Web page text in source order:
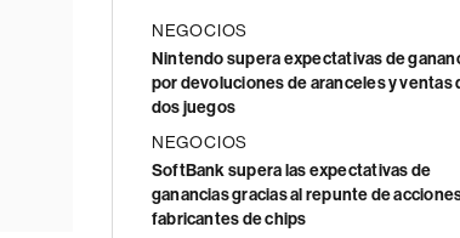
NEGOCIOS
Nintendo supera expectativas de
por devoluciones de aranceles y ventas
dos juegos
NEGOCIOS
SoftBank supera las expectativas de
ganancias gracias al repunte de
fabricantes de chips